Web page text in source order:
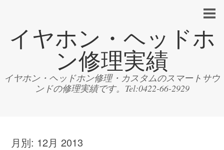
イヤホン・ヘッドホ
ン修理実績
イヤホン・ヘッドホン修理・カスタムのスマートサウ
ンドの修理実績です。Tel:0422-66-2929
月別: 12月 2013